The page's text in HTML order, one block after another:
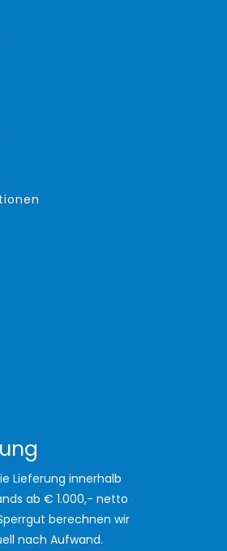
Lieferung innerhalb
ab € 1.000,- netto
berechnen wir
nach Aufwand.